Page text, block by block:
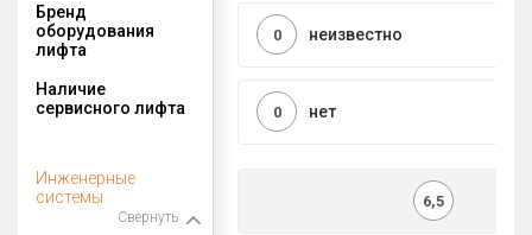
Бренд
оборудования
лифта
неизвестно
0
Наличие
сервисного лифта
нет
0
Инженерные
системы
Свернуть
6,5